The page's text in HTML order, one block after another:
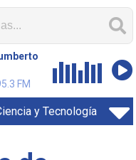
FM
y Tecnología